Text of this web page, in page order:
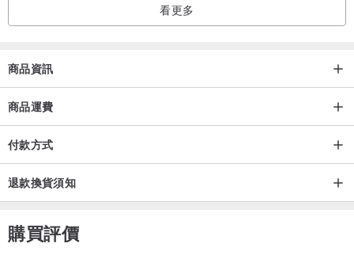
看更多
商品資訊
商品運費
付款方式
退款換貨須知
購買評價